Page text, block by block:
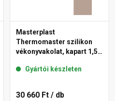
Masterplast
Thermomaster szilikon
vékonyvakolat, kapart 1,5
Gyártói készleten
30 660 Ft / db